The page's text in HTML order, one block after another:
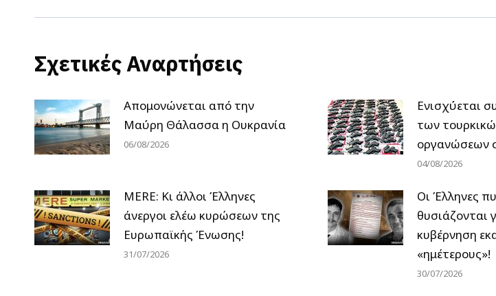
Σχετικές Αναρτήσεις
Απομονώνεται από την
Μαύρη Θάλασσα η Ουκρανία
06/08/2026
Ενισχύεται
των
οργανώσεων
04/08/2026
MERE: Κι άλλοι Έλληνες
άνεργοι ελέω κυρώσεων της
Ευρωπαϊκής Ένωσης!
31/07/2026
Οι Έλληνες
θυσιάζονται
κυβέρνηση
«ημέτερους»!
30/07/2026